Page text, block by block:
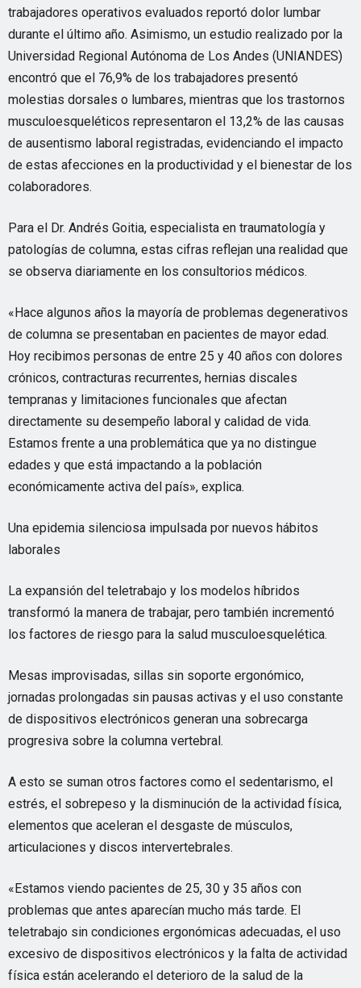
trabajadores operativos evaluados reportó dolor lumbar
durante el último año. Asimismo, un estudio realizado por la
Universidad Regional Autónoma de Los Andes (UNIANDES)
encontró que el 76,9% de los trabajadores presentó
molestias dorsales o lumbares, mientras que los trastornos
musculoesqueléticos representaron el 13,2% de las causas
de ausentismo laboral registradas, evidenciando el impacto
de estas afecciones en la productividad y el bienestar de los
colaboradores.
Para el Dr. Andrés Goitia, especialista en traumatología y
patologías de columna, estas cifras reflejan una realidad que
se observa diariamente en los consultorios médicos.
«Hace algunos años la mayoría de problemas degenerativos
de columna se presentaban en pacientes de mayor edad.
Hoy recibimos personas de entre 25 y 40 años con dolores
crónicos, contracturas recurrentes, hernias discales
tempranas y limitaciones funcionales que afectan
directamente su desempeño laboral y calidad de vida.
Estamos frente a una problemática que ya no distingue
edades y que está impactando a la población
económicamente activa del país», explica.
Una epidemia silenciosa impulsada por nuevos hábitos
laborales
La expansión del teletrabajo y los modelos híbridos
transformó la manera de trabajar, pero también incrementó
los factores de riesgo para la salud musculoesquelética.
Mesas improvisadas, sillas sin soporte ergonómico,
jornadas prolongadas sin pausas activas y el uso constante
de dispositivos electrónicos generan una sobrecarga
progresiva sobre la columna vertebral.
A esto se suman otros factores como el sedentarismo, el
estrés, el sobrepeso y la disminución de la actividad física,
elementos que aceleran el desgaste de músculos,
articulaciones y discos intervertebrales.
«Estamos viendo pacientes de 25, 30 y 35 años con
problemas que antes aparecían mucho más tarde. El
teletrabajo sin condiciones ergonómicas adecuadas, el uso
excesivo de dispositivos electrónicos y la falta de actividad
física están acelerando el deterioro de la salud de la